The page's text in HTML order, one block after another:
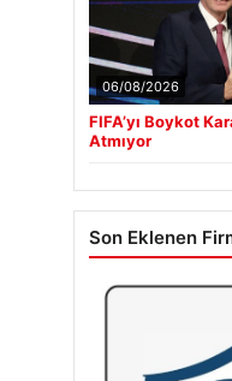
06/08/2026
FIFA’yı Boykot
Atmıyor
Son Eklenen